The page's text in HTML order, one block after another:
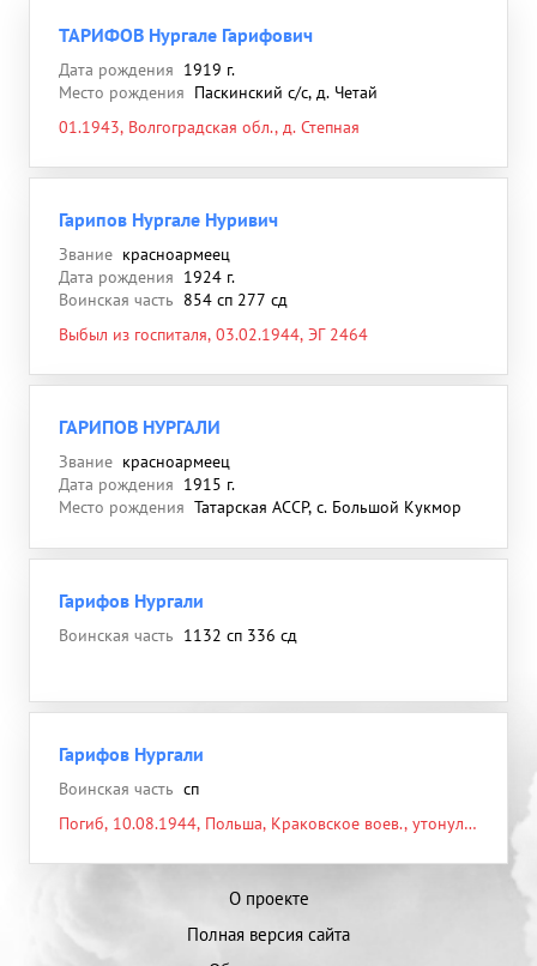
ТАРИФОВ Нургале Гарифович
Дата рождения 1919 г.
Место рождения Паскинский с/с, д. Четай
01.1943, Волгоградская обл., д. Степная
Гарипов Нургале Нуривич
Звание красноармеец
Дата рождения 1924 г.
Воинская часть 854 сп 277 сд
Выбыл из госпиталя, 03.02.1944, ЭГ 2464
ГАРИПОВ НУРГАЛИ
Звание красноармеец
Дата рождения 1915 г.
Место рождения Татарская АССР, с. Большой Кукмор
Гарифов Нургали
Воинская часть 1132 сп 336 сд
Гарифов Нургали
Воинская часть сп
Погиб, 10.08.1944, Польша, Краковское воев., утонул в
О проекте
Полная версия сайта